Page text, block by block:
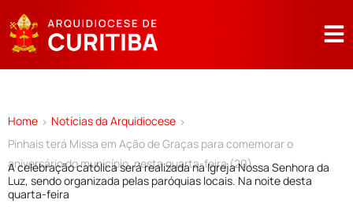
Home > Notícias da Arquidiocese >
Pinhais terá Missa em Ação de Graças para comemorar o
aniversário do município, nesta quarta-feira (20)
A celebração católica será realizada na Igreja Nossa Senhora da
Luz, sendo organizada pelas paróquias locais. Na noite desta
quarta-feira